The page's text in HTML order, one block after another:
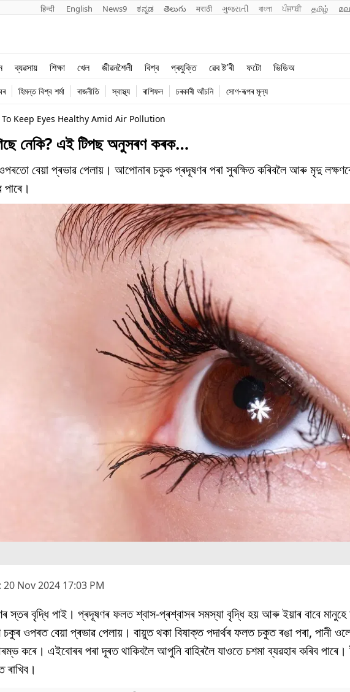
हिन्दी English News9 ಕನ್ನಡ తెలుగు मराठी ગુજરાતી বাংলা ਪੰਜਾਬੀ தமிழ்
ব্যৱসায় শিক্ষা খেল জীৱনশৈলী বিশ্ব প্ৰযুক্তি ৱেব ষ্ট'ৰী ফটো ভিডিঅ
ব্যৱসায়
খেল
হিমন্ত বিশ্ব শৰ্মা ৰাজনীতি স্বাস্থ্য ৰাশিফল চৰকাৰী আঁচনি সোণ-ৰূপৰ মূল্য
To Keep Eyes Healthy Amid Air Pollution
নেকি? এই টিপছ অনুসৰণ কৰক…
বেয়া প্ৰভাৱ পেলায়। আপোনাৰ চকুক প্ৰদূষণৰ পৰা সুৰক্ষিত কৰিবলৈ আৰু মৃদু
20 Nov 2024 17:03 PM
স্তৰ বৃদ্ধি পাই। প্ৰদূষণৰ ফলত শ্বাস-প্ৰশ্বাসৰ সমস্যা বৃদ্ধি হয় আৰু ইয়াৰ বাবে
ওপৰত বেয়া প্ৰভাৱ পেলায়। বায়ুত থকা বিষাক্ত পদাৰ্থৰ ফলত চকুত ৰঙা পৰা, পানী
কৰে। এইবোৰৰ পৰা দূৰত থাকিবলৈ আপুনি বাহিৰলৈ যাওতে চশমা ব্যৱহাৰ কৰিব
ৰাখিব।